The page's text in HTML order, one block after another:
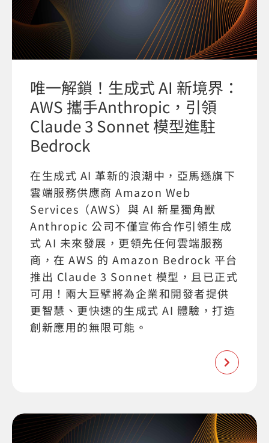
唯一解鎖！生成式 AI 新境界：
AWS 攜手Anthropic，引領
Claude 3 Sonnet 模型進駐
Bedrock
在生成式 AI 革新的浪潮中，亞馬遜旗下
雲端服務供應商 Amazon Web
Services（AWS）與 AI 新星獨角獸
Anthropic 公司不僅宣佈合作引領生成
式 AI 未來發展，更領先任何雲端服務
商，在 AWS 的 Amazon Bedrock 平台
推出 Claude 3 Sonnet 模型，且已正式
可用！兩大巨擘將為企業和開發者提供
更智慧、更快速的生成式 AI 體驗，打造
創新應用的無限可能。